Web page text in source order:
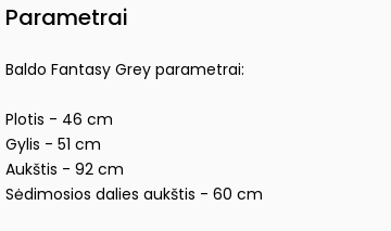
Parametrai
Baldo Fantasy Grey parametrai:
Plotis - 46 cm
Gylis - 51 cm
Aukštis - 92 cm
Sėdimosios dalies aukštis - 60 cm